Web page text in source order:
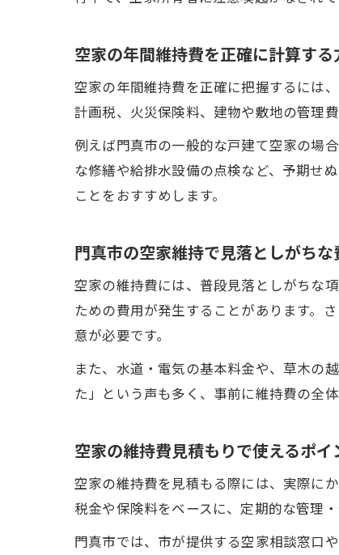
空家の年間維持費を正確に計算する
空家の年間維持費を正確に把握するには
計画税、火災保険料、建物や敷地の管理
例えば門真市の一般的な戸建て空家の場
な修繕や給排水設備の点検など、予期せ
ことをおすすめします。
門真市の空家維持で見落としがち
空家の維持費には、普段見落としがちな
ための費用が発生することがあります。
意が必要です。
また、水道・電気の基本料金や、草木の
た」という声も多く、事前に維持費の全
空家の維持費見積もりで使えるポイ
空家の維持費を見積もる際には、実際に
税金や保険料をベースに、定期的な管理
門真市では、市が提供する空家相談窓口